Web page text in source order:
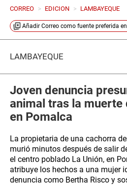
CORREO > EDICION > LAMBAYEQUE
Añadir Correo como fuente preferida en
LAMBAYEQUE
Joven denuncia
animal tras la muerte
en Pomalca
La propietaria de una cachorra
murió minutos después de salir
el centro poblado La Unión, en
atribuye los hechos a una mujer
denuncia como Bertha Risco y